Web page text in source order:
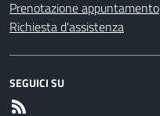
Prenotazione appuntamento
Richiesta d'assistenza
SEGUICI SU